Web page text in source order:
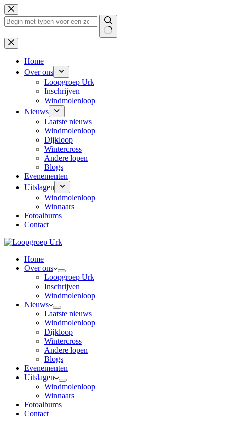
Ga
naar
de
Geen
resultaten
Home
Over ons
Loopgroep Urk
Inschrijven
Windmolenloop
Nieuws
Laatste nieuws
Windmolenloop
Dijkloop
Wintercross
Andere lopen
Blogs
Evenementen
Uitslagen
Windmolenloop
Winnaars
Fotoalbums
Contact
Home
Over ons
Loopgroep Urk
Inschrijven
Windmolenloop
Nieuws
Laatste nieuws
Windmolenloop
Dijkloop
Wintercross
Andere lopen
Blogs
Evenementen
Uitslagen
Windmolenloop
Winnaars
Fotoalbums
Contact